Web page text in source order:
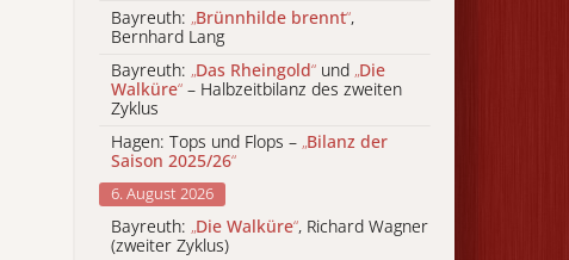
Bayreuth: „Brünnhilde brennt“,
Bernhard Lang
Bayreuth: „Das Rheingold“ und „Die
Walküre“ – Halbzeitbilanz des zweiten
Zyklus
Hagen: Tops und Flops – „Bilanz der
Saison 2025/26“
6. August 2026
Bayreuth: „Die Walküre“, Richard Wagner
(zweiter Zyklus)